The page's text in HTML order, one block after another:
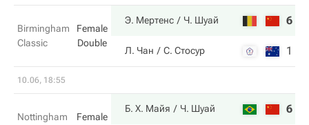
Birmingham
Classic
Female
Double
Э. Мертенс Ч. Шуай 6
Л. Чан С. Стосур 1
10.06, 18:55
Nottingham
Female
Б. Х. Майя Ч. Шуай 6